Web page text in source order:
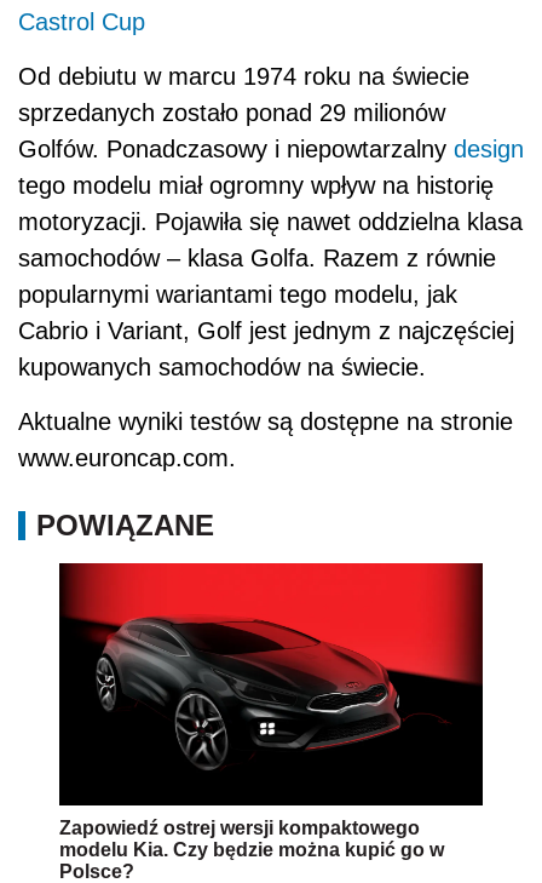
Castrol Cup
Od debiutu w marcu 1974 roku na świecie
sprzedanych zostało ponad 29 milionów
Golfów. Ponadczasowy i niepowtarzalny design
tego modelu miał ogromny wpływ na historię
motoryzacji. Pojawiła się nawet oddzielna klasa
samochodów – klasa Golfa. Razem z równie
popularnymi wariantami tego modelu, jak
Cabrio i Variant, Golf jest jednym z najczęściej
kupowanych samochodów na świecie.
Aktualne wyniki testów są dostępne na stronie
www.euroncap.com.
POWIĄZANE
Zapowiedź ostrej wersji kompaktowego
modelu Kia. Czy będzie można kupić go w
Polsce?